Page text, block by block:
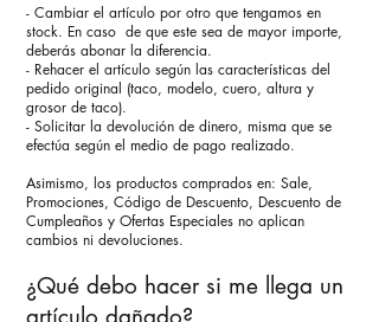
- Cambiar el artículo por otro que tengamos en
stock. En caso de que este sea de mayor importe,
deberás abonar la diferencia.
- Rehacer el artículo según las características del
pedido original (taco, modelo, cuero, altura y
grosor de taco).
- Solicitar la devolución de dinero, misma que se
efectúa según el medio de pago realizado.
Asimismo, los productos comprados en: Sale,
Promociones, Código de Descuento, Descuento de
Cumpleaños y Ofertas Especiales no aplican
cambios ni devoluciones.
¿Qué debo hacer si me llega un